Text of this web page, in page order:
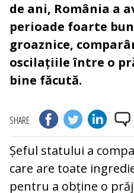
de ani, România a
perioade foarte
groaznice,
oscilațiile între o
bine făcută.
SHARE
Șeful statului a
care are toate
pentru a obține o